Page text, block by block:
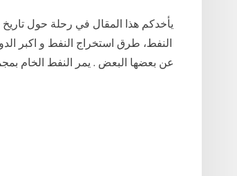
يأخدكم هذا المقال في رحلة حول
النفط، طرق استخراج النفط و اكبر
عن بعضها البعض . يمر النفط الخام